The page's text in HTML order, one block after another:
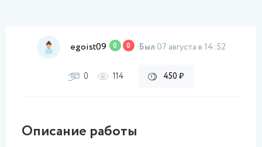
egoist09 0 0 Был 07 августа в 14:52
0 114 450 ₽
Описание работы